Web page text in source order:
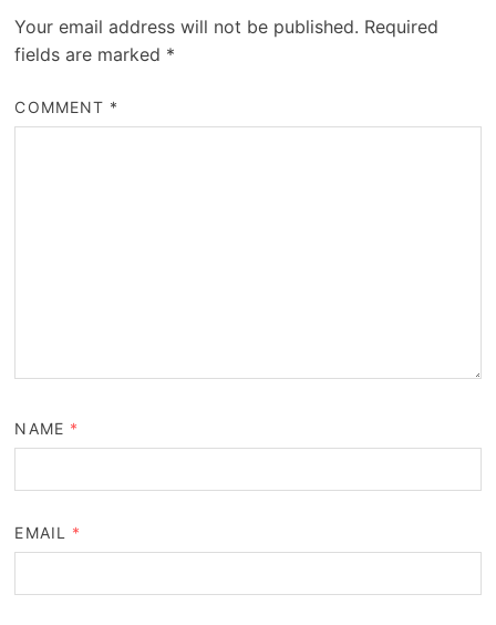
Your email address will not be published. Required
fields are marked *
COMMENT *
NAME *
EMAIL *